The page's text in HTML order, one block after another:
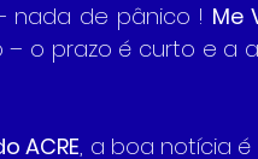
nada de pânico ! Me
o prazo é curto e a
ACRE, a boa notícia